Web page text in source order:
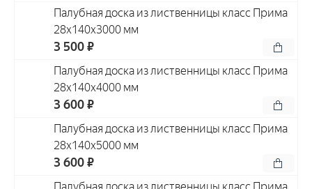
Палубная доска из лиственницы класс Прима
28x140x3000 мм
3 500 ₽
Палубная доска из лиственницы класс Прима
28x140x4000 мм
3 600 ₽
Палубная доска из лиственницы класс Прима
28x140x5000 мм
3 600 ₽